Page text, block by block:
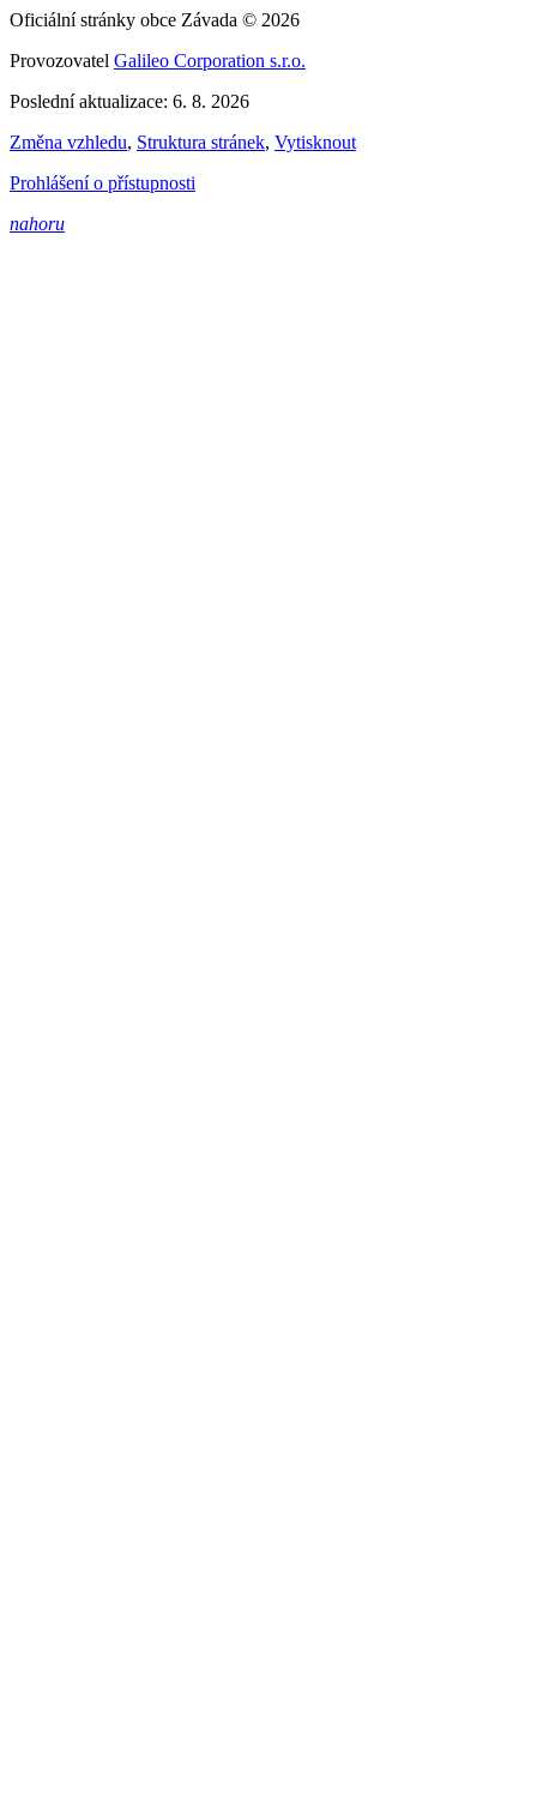
Oficiální stránky obce Závada © 2026
Provozovatel Galileo Corporation s.r.o.
Poslední aktualizace: 6. 8. 2026
Změna vzhledu, Struktura stránek, Vytisknout
Prohlášení o přístupnosti
nahoru